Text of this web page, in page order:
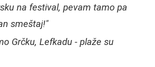
na festival, pevam tamo pa
smeštaj!"
Grčku, Lefkadu - plaže su